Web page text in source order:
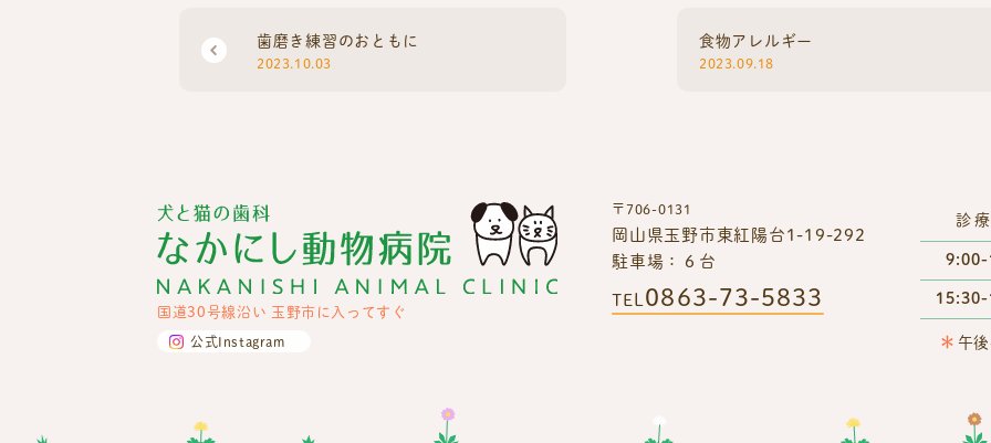
歯磨き練習のおともに
2023.10.03
食物アレルギー
2023.09.18
国道30号線沿い 玉野市に入ってすぐ
公式Instagram
〒706-0131
岡山県玉野市東紅陽台1-19-292
駐車場：６台
TEL0863-73-5833
診
＊ 午